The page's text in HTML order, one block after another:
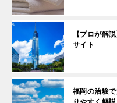
【プロが解
サイト
福岡の治験